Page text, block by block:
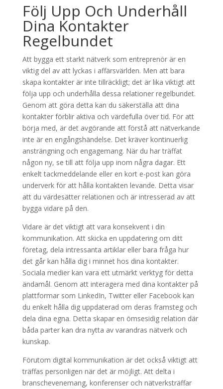
Följ Upp Och Underhåll
Dina Kontakter
Regelbundet
Att bygga ett starkt nätverk som entreprenör är en
viktig del av att lyckas i affärsvärlden. Men att bara
skapa kontakter är inte tillräckligt; det är lika viktigt att
följa upp och underhålla dessa relationer regelbundet.
Genom att göra detta kan du säkerställa att dina
kontakter förblir aktiva och värdefulla över tid. För att
börja med, är det avgörande att förstå att nätverkande
inte är en engångshändelse. Det kräver kontinuerlig
ansträngning och engagemang. När du har träffat
någon ny, se till att följa upp inom några dagar. Ett
enkelt tackmeddelande eller en kort e-post kan göra
underverk för att hålla kontakten levande. Detta visar
att du värdesätter relationen och är intresserad av att
bygga vidare på den.
Vidare är det viktigt att vara konsekvent i din
kommunikation. Att skicka en uppdatering om ditt
företag, dela intressanta artiklar eller bara fråga hur
det går kan hålla dig i minnet hos dina kontakter.
Sociala medier kan vara ett utmärkt verktyg för detta
ändamål. Genom att interagera med dina kontakter på
plattformar som LinkedIn, Twitter eller Facebook kan
du enkelt hålla dig uppdaterad om deras framsteg och
dela dina egna. Detta skapar en ömsesidig relation där
båda parter kan dra nytta av varandras nätverk och
kunskap.
Förutom digital kommunikation är det också viktigt att
träffas personligen när det är möjligt. Att delta i
branschevenemang, konferenser och nätverksträffar